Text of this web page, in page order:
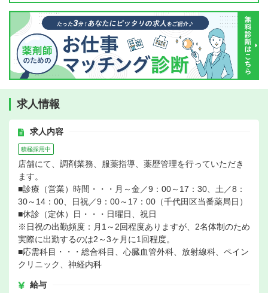
求人情報
求人内容
積極採用中
店舗にて、調剤業務、服薬指導、薬歴管理を行っていただき
ます。
■診療（営業）時間・・・月～金／9：00～17：30、土／8：
30～14：00、日祝／9：00～17：00（千代田区当番薬局日）
■休診（定休）日・・・日曜日、祝日
※日祝の出勤頻度：月1～2回程度ありますが、2名体制のため
実際に出勤するのは2～3ヶ月に1回程度。
■応需科目・・・総合科目、心臓血管外科、放射線科、ペイン
クリニック、神経内科
給与